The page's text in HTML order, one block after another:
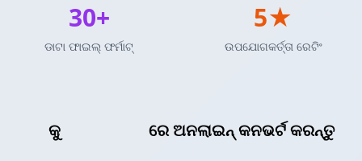
କୁ ରେ ଅନଲାଇନ୍ କନଭର୍ଟ କରନ୍ତୁ
30+
ଡାଟା ଫାଇଲ୍ ଫର୍ମାଟ୍
5★
ଉପଯୋଗକର୍ତ୍ତା ରେଟିଂ